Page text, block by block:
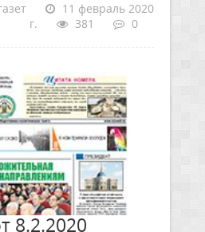
11 февраль 2020
г.
381 0
8.2.2020